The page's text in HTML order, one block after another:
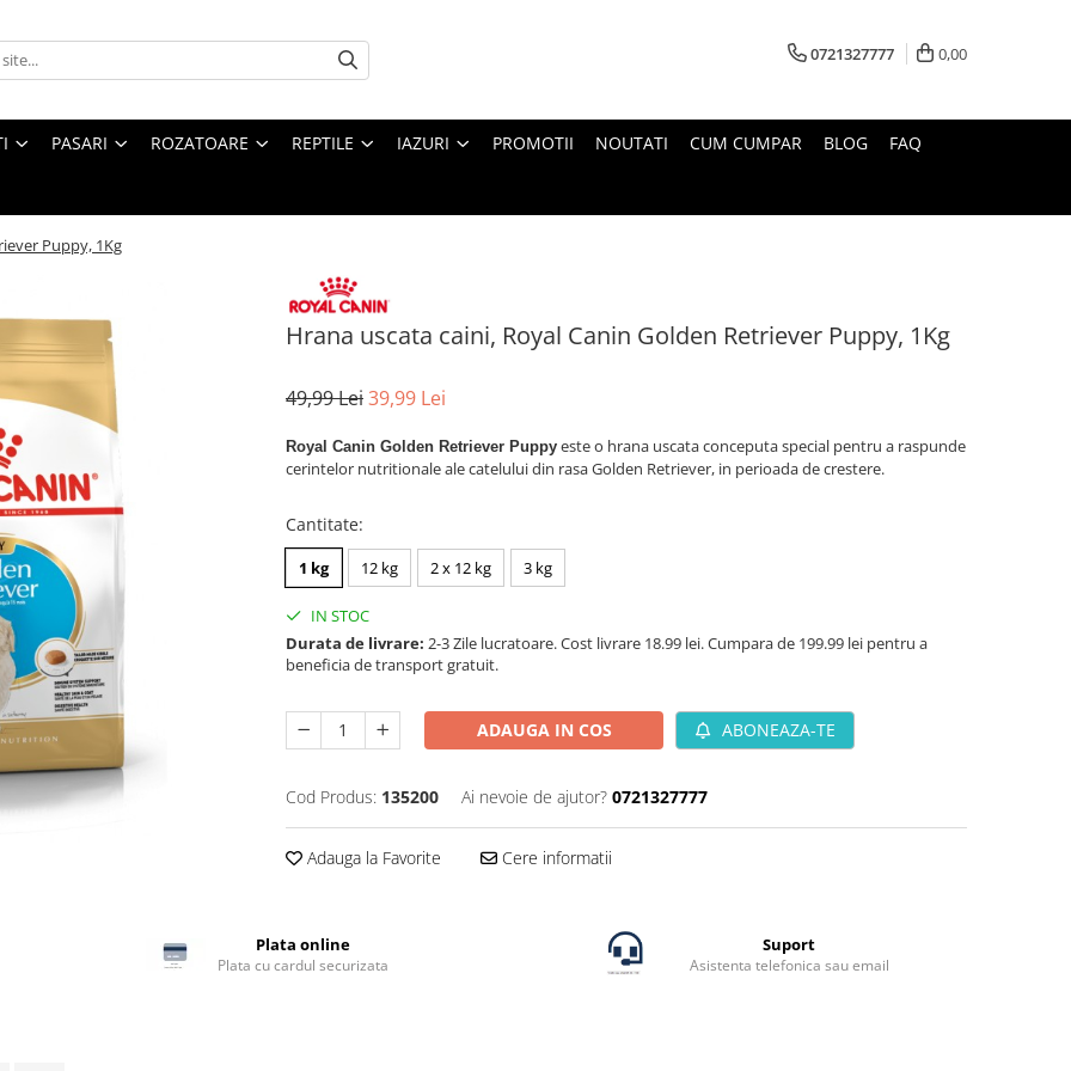
0721327777 0,00
PASARI ROZATOARE REPTILE IAZURI PROMOTII NOUTATI CUM CUMPAR BLOG FAQ
Puppy, 1Kg
Hrana uscata caini, Royal Canin Golden Retriever Puppy, 1Kg
49,99 Lei39,99 Lei
Royal Canin Golden Retriever Puppy este o hrana uscata conceputa special pentru a raspunde
cerintelor nutritionale ale catelului din rasa Golden Retriever, in perioada de crestere.
Cantitate:
1 kg 12 kg 2 x 12 kg 3 kg
IN STOC
Durata de livrare: 2-3 Zile lucratoare. Cost livrare 18.99 lei. Cumpara de 199.99 lei pentru a
beneficia de transport gratuit.
ADAUGA IN COS ABONEAZA-TE
Cod Produs: 135200 Ai nevoie de ajutor? 0721327777
Adauga la Favorite Cere informatii
Plata online
Plata cu cardul securizata
Suport
Asistenta telefonica sau email